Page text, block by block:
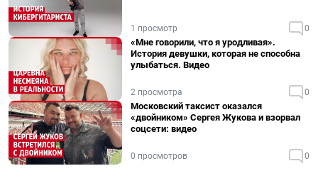
1 просмотр 0
«Мне говорили, что я уродливая».
История девушки, которая не способна
улыбаться. Видео
2 просмотра 0
Московский таксист оказался
«двойником» Сергея Жукова и взорвал
соцсети: видео
0 просмотров 0